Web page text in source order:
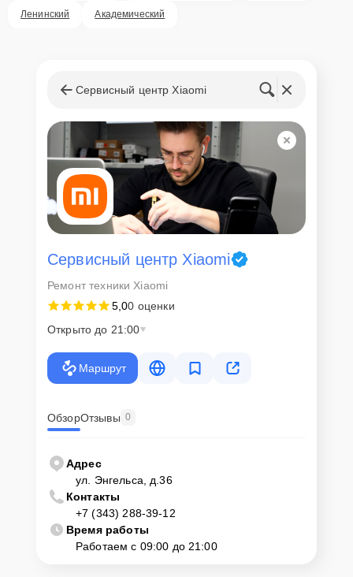
Ленинский Академический
Сервисный центр Xiaomi
Сервисный центр Xiaomi
Ремонт техники Xiaomi
5,00 оценки
Открыто до 21:00
Маршрут
ОбзорОтзывы 0
Адрес
ул. Энгельса, д.36
Контакты
+7 (343) 288-39-12
Время работы
Работаем с 09:00 до 21:00